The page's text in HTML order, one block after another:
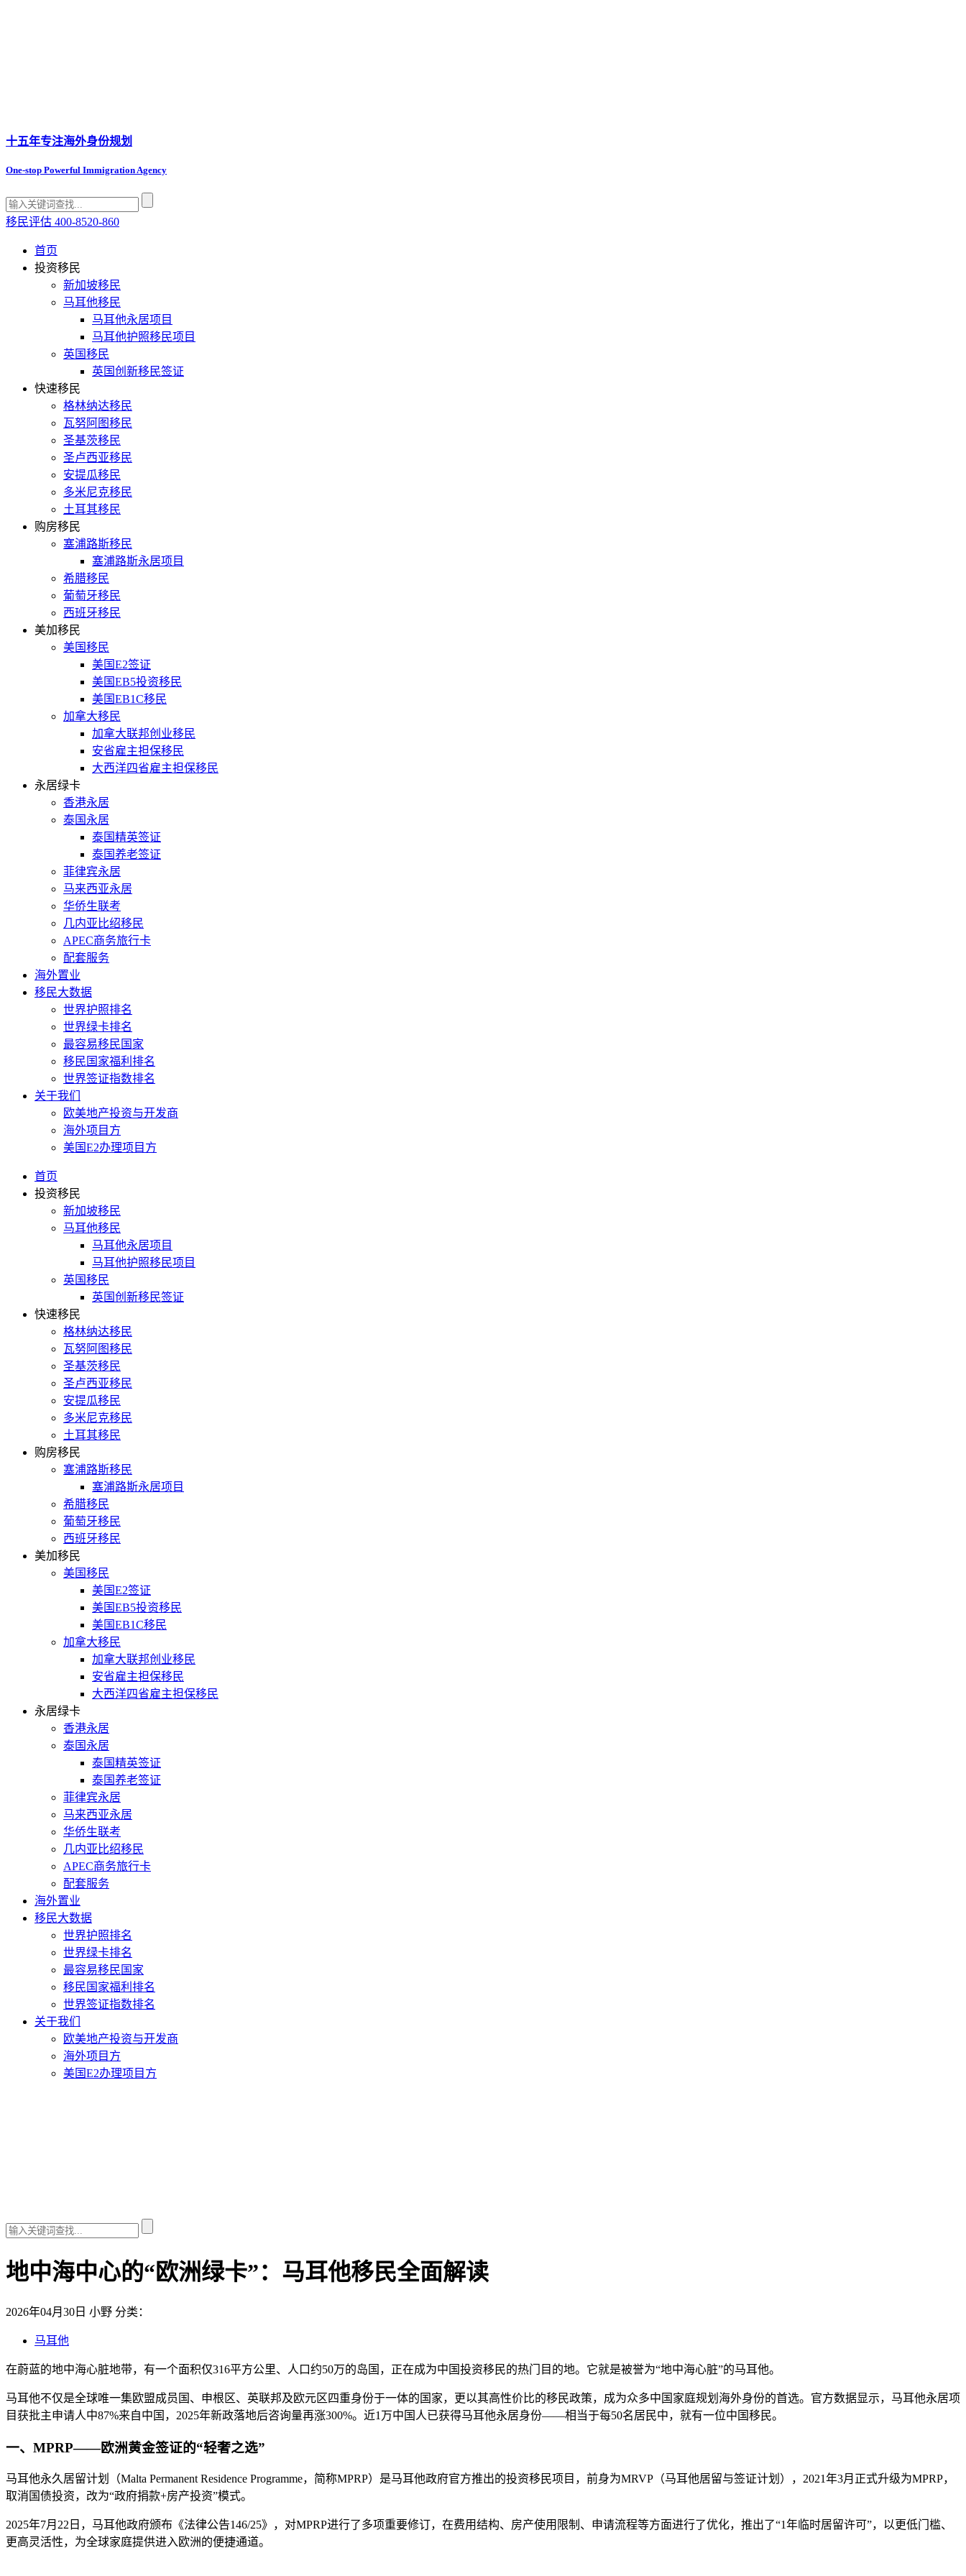
十五年专注海外身份规划
One-stop Powerful Immigration Agency
移民评估 400-8520-860
首页
投资移民
新加坡移民
马耳他移民
马耳他永居项目
马耳他护照移民项目
英国移民
英国创新移民签证
快速移民
格林纳达移民
瓦努阿图移民
圣基茨移民
圣卢西亚移民
安提瓜移民
多米尼克移民
土耳其移民
购房移民
塞浦路斯移民
塞浦路斯永居项目
希腊移民
葡萄牙移民
西班牙移民
美加移民
美国移民
美国E2签证
美国EB5投资移民
美国EB1C移民
加拿大移民
加拿大联邦创业移民
安省雇主担保移民
大西洋四省雇主担保移民
永居绿卡
香港永居
泰国永居
泰国精英签证
泰国养老签证
菲律宾永居
马来西亚永居
华侨生联考
几内亚比绍移民
APEC商务旅行卡
配套服务
海外置业
移民大数据
世界护照排名
世界绿卡排名
最容易移民国家
移民国家福利排名
世界签证指数排名
关于我们
欧美地产投资与开发商
海外项目方
美国E2办理项目方
首页
投资移民
新加坡移民
马耳他移民
马耳他永居项目
马耳他护照移民项目
英国移民
英国创新移民签证
快速移民
格林纳达移民
瓦努阿图移民
圣基茨移民
圣卢西亚移民
安提瓜移民
多米尼克移民
土耳其移民
购房移民
塞浦路斯移民
塞浦路斯永居项目
希腊移民
葡萄牙移民
西班牙移民
美加移民
美国移民
美国E2签证
美国EB5投资移民
美国EB1C移民
加拿大移民
加拿大联邦创业移民
安省雇主担保移民
大西洋四省雇主担保移民
永居绿卡
香港永居
泰国永居
泰国精英签证
泰国养老签证
菲律宾永居
马来西亚永居
华侨生联考
几内亚比绍移民
APEC商务旅行卡
配套服务
海外置业
移民大数据
世界护照排名
世界绿卡排名
最容易移民国家
移民国家福利排名
世界签证指数排名
关于我们
欧美地产投资与开发商
海外项目方
美国E2办理项目方
地中海中心的“欧洲绿卡”：马耳他移民全面解读
2026年04月30日 小野 分类：
马耳他
在蔚蓝的地中海心脏地带，有一个面积仅316平方公里、人口约50万的岛国，正在成为中国投资移民的热门目的地。它就是被誉为“地中海心脏”的马耳他。
马耳他不仅是全球唯一集欧盟成员国、申根区、英联邦及欧元区四重身份于一体的国家，更以其高性价比的移民政策，成为众多中国家庭规划海外身份的首选。官方数据显示，马耳他永居项
目获批主申请人中87%来自中国，2025年新政落地后咨询量再涨300%。近1万中国人已获得马耳他永居身份——相当于每50名居民中，就有一位中国移民。
一、MPRP——欧洲黄金签证的“轻奢之选”
马耳他永久居留计划（Malta Permanent Residence Programme，简称MPRP）是马耳他政府官方推出的投资移民项目，前身为MRVP（马耳他居留与签证计划），2021年3月正式升级为MPRP，
取消国债投资，改为“政府捐款+房产投资”模式。
2025年7月22日，马耳他政府颁布《法律公告146/25》，对MPRP进行了多项重要修订，在费用结构、房产使用限制、申请流程等方面进行了优化，推出了“1年临时居留许可”，以更低门槛、
更高灵活性，为全球家庭提供进入欧洲的便捷通道。